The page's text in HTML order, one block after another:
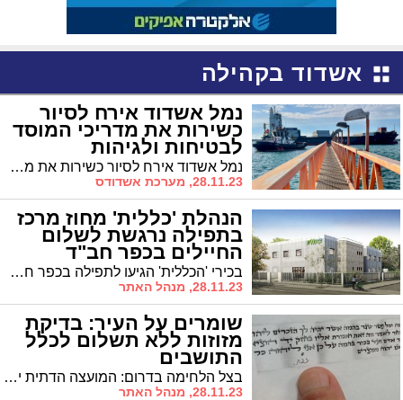
אשדוד בקהילה
נמל אשדוד אירח לסיור
כשירות את מדריכי המוסד
לבטיחות ולגיהות
נמל אשדוד אירח לסיור כשירות את מדריכי המוסד לבטיחות ולגיהות עם פעילות מקצועית וחווייתית בנושאי בטיחות שייחודיים לנמל אשדוד.
28.11.23, מערכת אשדודס
הנהלת 'כללית' מחוז מרכז
בתפילה נרגשת לשלום
החיילים בכפר חב"ד
בכירי 'הכללית' הגיעו לתפילה בכפר חב"ד למען הפצועים והחטופים. זכו לתפילה בחדרו של הרבי
28.11.23, מנהל האתר
שומרים על העיר: בדיקת
מזוזות ללא תשלום לכלל
התושבים
בצל הלחימה בדרום: המועצה הדתית יוצאת במבצע בדיקת תפילין ומזוזות חינם לתושבי העיר
28.11.23, מנהל האתר